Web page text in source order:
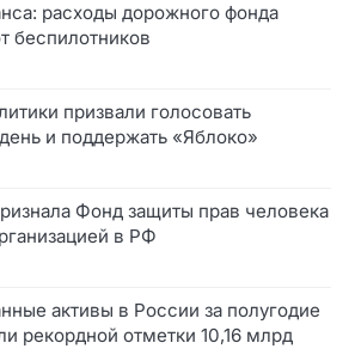
расходы дорожного фонда
беспилотников
призвали голосовать
и поддержать «Яблоко»
Фонд защиты прав человека
в РФ
активы в России за полугодие
рекордной отметки 10,16 млрд